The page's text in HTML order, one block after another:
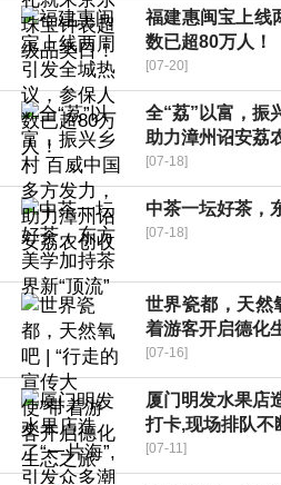
福建惠闽宝上线
数已超80万人！
[07-20]
全“荔”以富，振
助力漳州诏安荔
[07-18]
中茶一坛好茶，
[07-18]
世界瓷都，天然
着游客开启德化
[07-16]
厦门明发水果店
打卡,现场排队不
[07-11]